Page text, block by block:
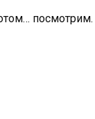
посмотрим.